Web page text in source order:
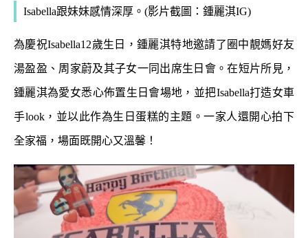
Isabella跟妹妹感情深厚。(影片截圖：鍾麗淇IG)
為慶祝Isabella12歲生日，鍾麗淇特地邀請了圈中靚媽好友
湯盈盈、周家蔚及其子女一同出席生日會。在短片所見，
鍾麗淇為愛女悉心佈置生日會場地，並把Isabella打造女車
手look，並以此作為生日蛋糕的主題。一家人還開心拍下
全家福，場面既開心又溫馨！